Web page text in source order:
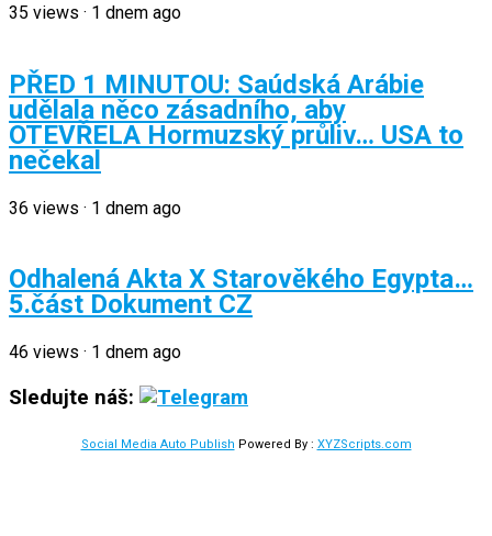
35 views · 1 dnem ago
PŘED 1 MINUTOU: Saúdská Arábie
udělala něco zásadního, aby
OTEVŘELA Hormuzský průliv… USA to
nečekal
36 views · 1 dnem ago
Odhalená Akta X Starověkého Egypta…
5.část Dokument CZ
46 views · 1 dnem ago
Sledujte náš:
Social Media Auto Publish Powered By : XYZScripts.com